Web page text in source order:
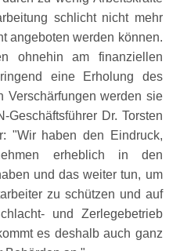
schlicht nicht mehr
angeboten werden können.
ohnehin am finanziellen
eine Erholung des
Verschärfungen werden sie
Geschäftsführer Dr. Torsten
Wir haben den Eindruck,
erheblich in den
und das weiter tun, um
zu schützen und auf
und Zerlegebetrieb
es deshalb auch ganz